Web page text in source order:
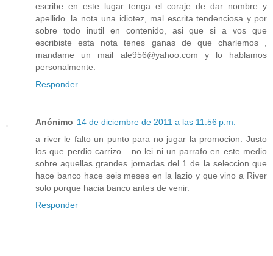
escribe en este lugar tenga el coraje de dar nombre y
apellido. la nota una idiotez, mal escrita tendenciosa y por
sobre todo inutil en contenido, asi que si a vos que
escribiste esta nota tenes ganas de que charlemos ,
mandame un mail ale956@yahoo.com y lo hablamos
personalmente.
Responder
Anónimo 14 de diciembre de 2011 a las 11:56 p.m.
a river le falto un punto para no jugar la promocion. Justo
los que perdio carrizo... no lei ni un parrafo en este medio
sobre aquellas grandes jornadas del 1 de la seleccion que
hace banco hace seis meses en la lazio y que vino a River
solo porque hacia banco antes de venir.
Responder